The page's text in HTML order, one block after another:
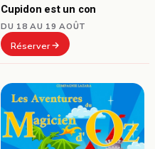
Cupidon est un con
DU 18 AU 19 AOÛT
Réserver